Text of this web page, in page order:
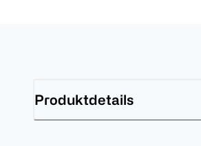
Produktdetails